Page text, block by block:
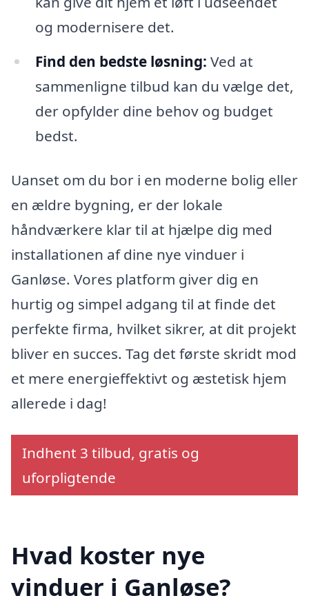
og modernisere det.
Find den bedste løsning: Ved at
sammenligne tilbud kan du vælge det,
der opfylder dine behov og budget
bedst.
Uanset om du bor i en moderne bolig eller
en ældre bygning, er der lokale
håndværkere klar til at hjælpe dig med
installationen af dine nye vinduer i
Ganløse. Vores platform giver dig en
hurtig og simpel adgang til at finde det
perfekte firma, hvilket sikrer, at dit projekt
bliver en succes. Tag det første skridt mod
et mere energieffektivt og æstetisk hjem
allerede i dag!
Indhent 3 tilbud, gratis og
uforpligtende
Hvad koster nye
vinduer i Ganløse?